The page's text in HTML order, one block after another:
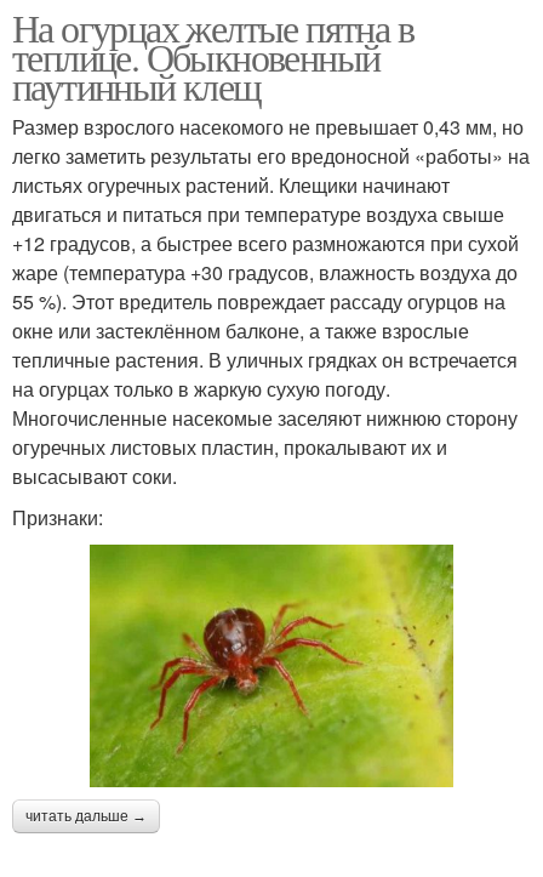
На огурцах желтые пятна в
теплице. Обыкновенный
паутинный клещ
Размер взрослого насекомого не превышает 0,43 мм, но
легко заметить результаты его вредоносной «работы» на
листьях огуречных растений. Клещики начинают
двигаться и питаться при температуре воздуха свыше
+12 градусов, а быстрее всего размножаются при сухой
жаре (температура +30 градусов, влажность воздуха до
55 %). Этот вредитель повреждает рассаду огурцов на
окне или застеклённом балконе, а также взрослые
тепличные растения. В уличных грядках он встречается
на огурцах только в жаркую сухую погоду.
Многочисленные насекомые заселяют нижнюю сторону
огуречных листовых пластин, прокалывают их и
высасывают соки.
Признаки:
читать дальше →